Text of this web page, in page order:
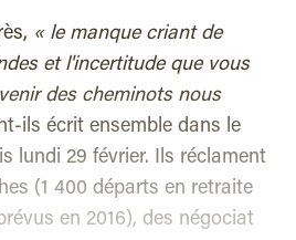
« le manque criant de
et l'incertitude que vous
des cheminots nous
ils écrit ensemble dans le
lundi 29 février. Ils réclament
(1 400 départs en retraite
en 2016), des négociat